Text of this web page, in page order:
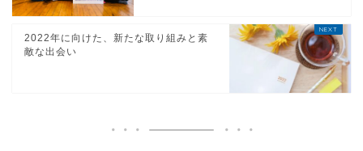
2022年に向けた、新たな取り組みと素
敵な出会い